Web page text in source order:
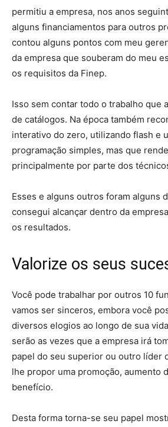
permitiu a empresa, nos anos
alguns financiamentos para outros
contou alguns pontos com meu
da empresa que souberam do meu
os requisitos da Finep.
Isso sem contar todo o trabalho que
de catálogos. Na época também
interativo do zero, utilizando flash e
programação simples, mas que
principalmente por parte dos
Esses e alguns outros foram alguns
consegui alcançar dentro da
os resultados.
Valorize os seus
Você pode trabalhar por outros 10
vamos ser sinceros, embora você
diversos elogios ao longo de sua
serão as vezes que a empresa irá
papel do seu superior ou outro líder
lhe propor uma promoção, aumento
benefício.
Desta forma torna-se seu papel